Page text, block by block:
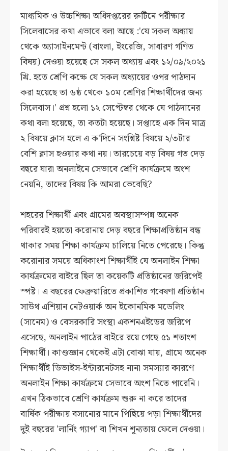
মাধ্যমিক ও উচ্চশিক্ষা অধিদপ্তরের রুটিনে পরীক্ষার
সিলেবাসের কথা এভাবে বলা আছে :'যে সকল অধ্যায়
থেকে অ্যাসাইনমেন্ট (বাংলা, ইংরেজি, সাধারণ গণিত
বিষয়) দেওয়া হয়েছে সে সকল অধ্যায় এবং ১২/০৯/২০২১
খ্রি. হতে শ্রেণি কক্ষে যে সকল অধ্যায়ের ওপর পাঠদান
করা হয়েছে তা ৬ষ্ঠ থেকে ১০ম শ্রেণির শিক্ষার্থীদের জন্য
সিলেবাস।' প্রশ্ন হলো ১২ সেপ্টেম্বর থেকে যে পাঠদানের
কথা বলা হয়েছে, তা কতটা হয়েছে। সপ্তাহে এক দিন মাত্র
২ বিষয়ে ক্লাস হলে এ ক'দিনে সংশ্নিষ্ট বিষয়ে ২/৩টার
বেশি ক্লাস হওয়ার কথা নয়। তারচেয়ে বড় বিষয় গত দেড়
বছরে যারা অনলাইনে সেভাবে শ্রেণি কার্যক্রমে অংশ
নেয়নি, তাদের বিষয় কি আমরা ভেবেছি?
শহরের শিক্ষার্থী এবং গ্রামের অবস্থাসম্পন্ন অনেক
পরিবারই হয়তো করোনায় দেড় বছরে শিক্ষাপ্রতিষ্ঠান বন্ধ
থাকার সময় শিক্ষা কার্যক্রম চালিয়ে নিতে পেরেছে। কিন্তু
করোনার সময়ে অধিকাংশ শিক্ষার্থীই যে অনলাইন শিক্ষা
কার্যক্রমের বাইরে ছিল তা কয়েকটি প্রতিষ্ঠানের জরিপেই
স্পষ্ট। এ বছরের ফেব্রুয়ারিতে প্রকাশিত গবেষণা প্রতিষ্ঠান
সাউথ এশিয়ান নেটওয়ার্ক অন ইকোনমিক মডেলিং
(সানেম) ও বেসরকারি সংস্থা একশনএইডের জরিপে
এসেছে, অনলাইন পাঠের বাইরে রয়ে গেছে ৫১ শতাংশ
শিক্ষার্থী। কাণ্ডজ্ঞান থেকেই এটা বোঝা যায়, গ্রামে অনেক
শিক্ষার্থীই ডিভাইস-ইন্টারনেটসহ নানা সমস্যার কারণে
অনলাইন শিক্ষা কার্যক্রমে সেভাবে অংশ নিতে পারেনি।
এখন ঠিকভাবে শ্রেণি কার্যক্রম শুরু না করে তাদের
বার্ষিক পরীক্ষায় বসানোর মানে পিছিয়ে পড়া শিক্ষার্থীদের
দুই বছরের 'লার্নিং গ্যাপ' বা শিখন শূন্যতায় ফেলে দেওয়া।